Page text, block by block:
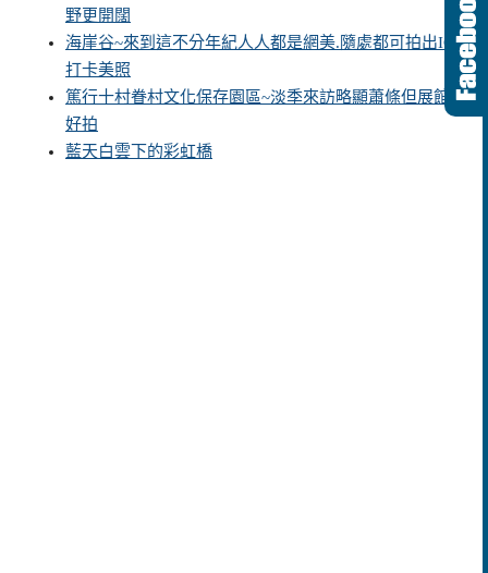
野更開闊
海崖谷~來到這不分年紀人人都是網美.隨處都可拍出IG
打卡美照
篤行十村眷村文化保存園區~淡季來訪略顯蕭條但展館很
好拍
藍天白雲下的彩虹橋